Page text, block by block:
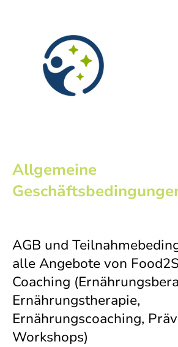
Allgemeine
AGB und
alle Angebote von
Coaching
Ernährungstherapie,
Ernährungscoaching,
Workshops)